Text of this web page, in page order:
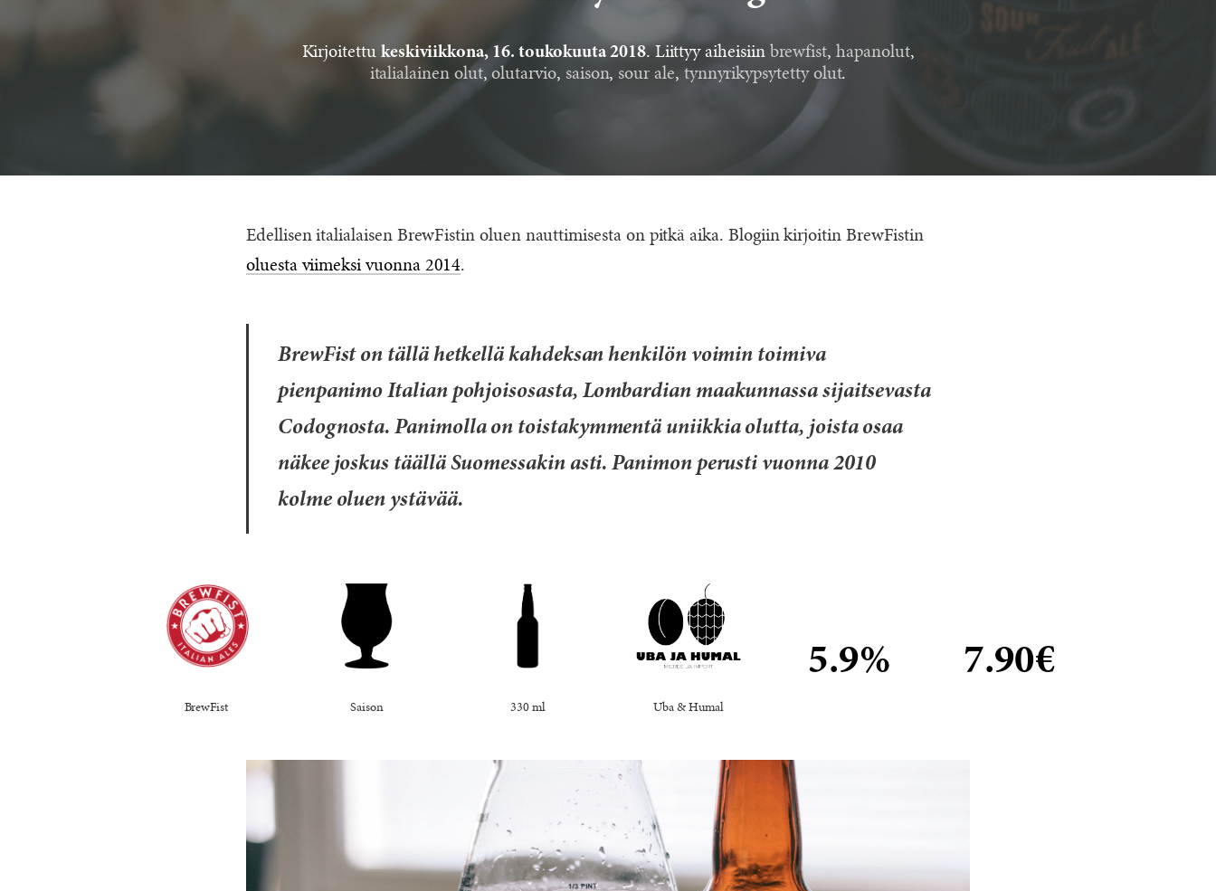
Kirjoitettu keskiviikkona, 16. toukokuuta 2018. Liittyy aiheisiin brewfist,hapanolut,
italialainen olut,olutarvio, saison, sour ale, tynnyrikypsytetty olut.
Edellisen italialaisen BrewFistin oluen nauttimisesta on pitkä aika. Blogiin kirjoitin BrewFistin
oluesta viimeksi vuonna 2014.
BrewFist on tällä hetkellä kahdeksan henkilön voimin toimiva
pienpanimo Italian pohjoisosasta, Lombardian maakunnassa sijaitsevasta
Codognosta. Panimolla on toistakymmentä uniikkia olutta, joista osaa
näkee joskus täällä Suomessakin asti. Panimon perusti vuonna 2010
kolme oluen ystävää.
BrewFist Saison 330 ml Uba & Humal
5.9% 7.90€